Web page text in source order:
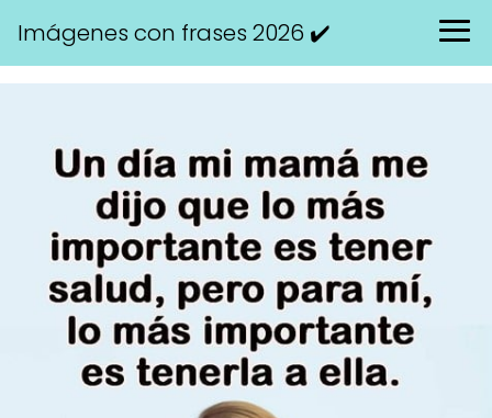
Imágenes con frases 2026 ✔️